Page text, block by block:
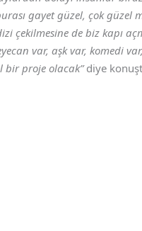
gayet güzel, çok güzel
çekilmesine de biz kapı
var, aşk var, komedi
bir proje olacak”diye